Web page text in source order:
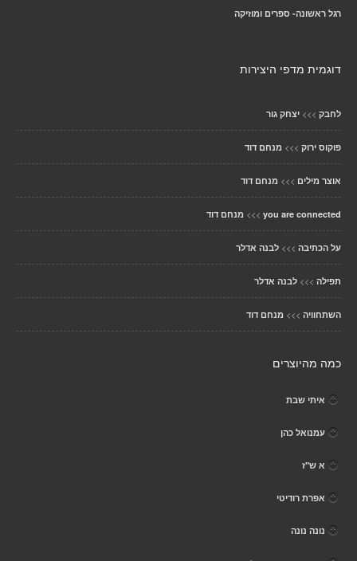
רגל ראשונה- ספרים ומוזיקה
דוגמית מדפי היצירות
לחבק >>> יצחק גור
פוקוס ירוק >>> מנחם דוד
אוצר מילים >>> מנחם דוד
you are connected
>>> מנחם דוד
על הכתיבה >>> לבנה אדלר
תפילה >>> לבנה אדלר
השתחוויה >>> מנחם דוד
כמה מהיוצרים
איתי שבת
עמנואל כהן
א ש"ז
אפרת רודיטי
נונה נונה